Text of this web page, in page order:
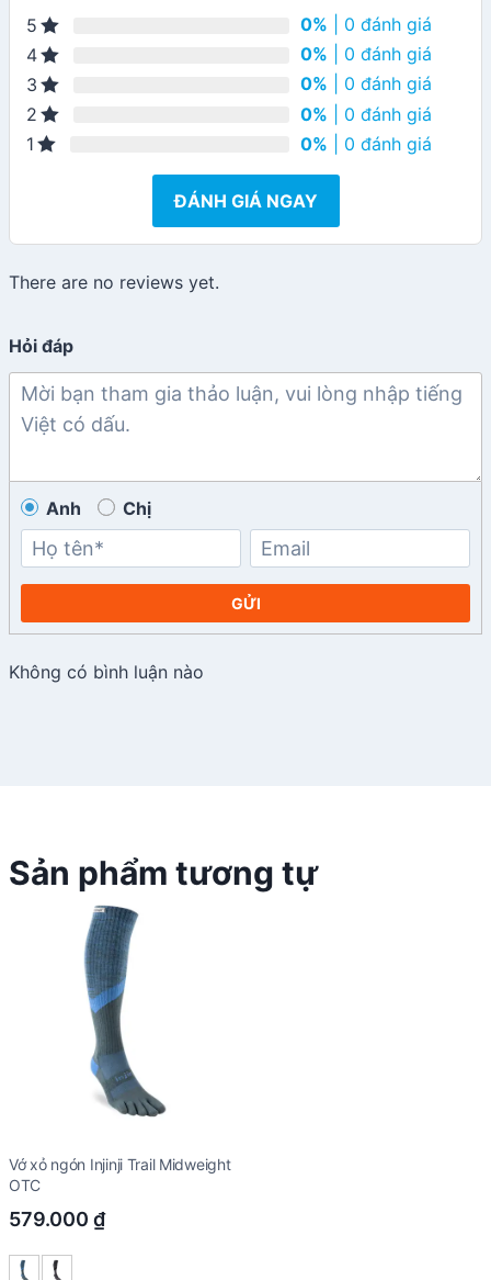
5 0% | 0 đánh giá
4
0% | 0 đánh giá
3
0% | 0 đánh giá
2
0% | 0 đánh giá
1
0% | 0 đánh giá
ĐÁNH GIÁ NGAY
There are no reviews yet.
Hỏi đáp
Anh Chị
GỬI
Không có bình luận nào
Sản phẩm tương tự
Vớ xỏ ngón Injinji Trail Midweight
OTC
579.000 ₫